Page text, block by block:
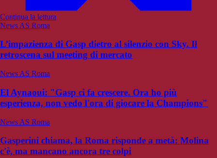
Continua la lettura
News AS Roma
L’impazienza di Gasp dietro al silenzio con Sky. Il
retroscena sul meeting di mercato
News AS Roma
El Aynaoui: "Gasp ci fa crescere. Ora ho più
esperienza, non vedo l'ora di giocare la Champions"
News AS Roma
Gasperini chiama, la Roma risponde a metà: Molina
c'è, ma mancano ancora tre colpi